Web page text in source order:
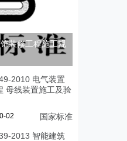
装修工程施工规
2010 电气装置
母线装置施工及验
02 国家标准
2013 智能建筑